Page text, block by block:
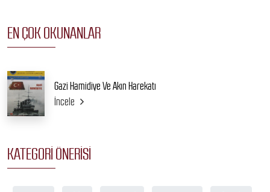
EN ÇOK OKUNANLAR
Gazi Hamidiye Ve Akın Harekatı
İncele
KATEGORI ÖNERISI